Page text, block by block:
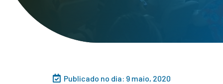
Publicado no dia: 9 maio, 2020